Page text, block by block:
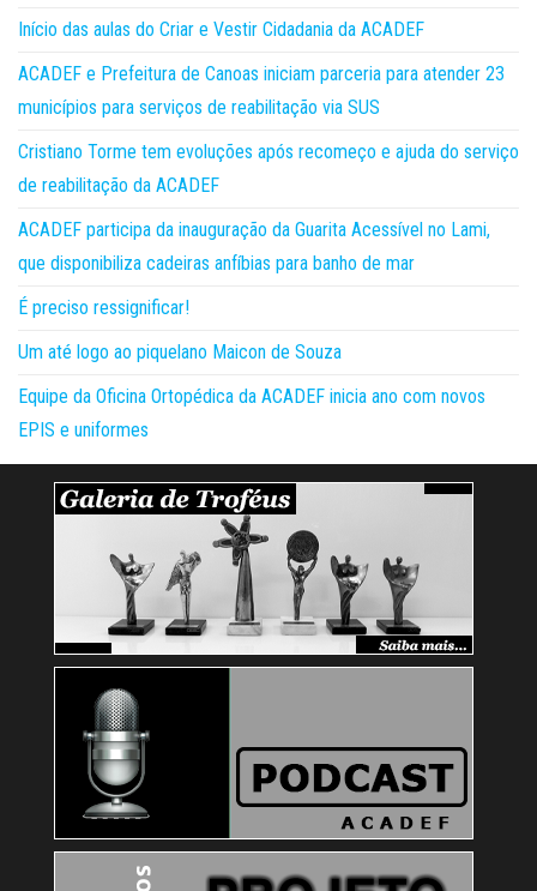
Início das aulas do Criar e Vestir Cidadania da ACADEF
ACADEF e Prefeitura de Canoas iniciam parceria para atender 23
municípios para serviços de reabilitação via SUS
Cristiano Torme tem evoluções após recomeço e ajuda do serviço
de reabilitação da ACADEF
ACADEF participa da inauguração da Guarita Acessível no Lami,
que disponibiliza cadeiras anfíbias para banho de mar
É preciso ressignificar!
Um até logo ao piquelano Maicon de Souza
Equipe da Oficina Ortopédica da ACADEF inicia ano com novos
EPIS e uniformes